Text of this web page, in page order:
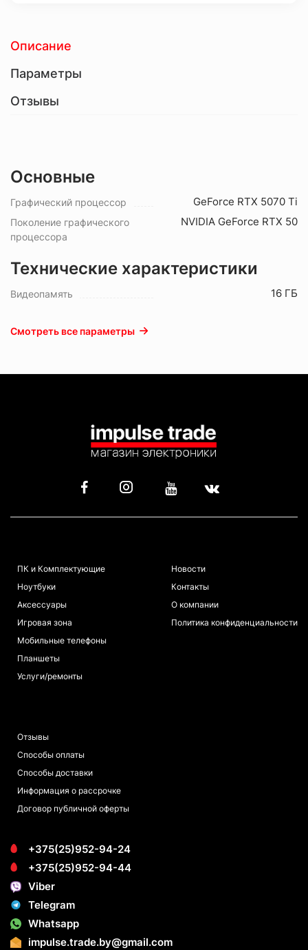
Описание
Параметры
Отзывы
Основные
Графический процессор GeForce RTX 5070 Ti
Поколение графического
процессора
NVIDIA GeForce RTX 50
Технические характеристики
Видеопамять 16 ГБ
Смотреть все параметры
ПК и Комплектующие
Ноутбуки
Аксессуары
Игровая зона
Мобильные телефоны
Планшеты
Услуги/ремонты
Новости
Контакты
О компании
Политика конфиденциальности
Отзывы
Способы оплаты
Способы доставки
Информация о рассрочке
Договор публичной оферты
+375(25)952-94-24
+375(25)952-94-44
Viber
Telegram
Whatsapp
impulse.trade.by@gmail.com